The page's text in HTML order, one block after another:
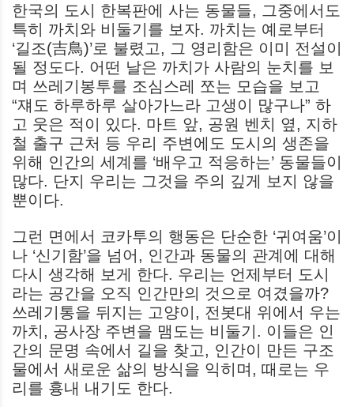
한국의 도시 한복판에 사는 동물들, 그중에서도
특히 까치와 비둘기를 보자. 까치는 예로부터
‘길조(吉鳥)’로 불렸고, 그 영리함은 이미 전설이
될 정도다. 어떤 날은 까치가 사람의 눈치를 보
며 쓰레기봉투를 조심스레 쪼는 모습을 보고
“쟤도 하루하루 살아가느라 고생이 많구나” 하
고 웃은 적이 있다. 마트 앞, 공원 벤치 옆, 지하
철 출구 근처 등 우리 주변에도 도시의 생존을
위해 인간의 세계를 ‘배우고 적응하는’ 동물들이
많다. 단지 우리는 그것을 주의 깊게 보지 않을
뿐이다.
그런 면에서 코카투의 행동은 단순한 ‘귀여움’이
나 ‘신기함’을 넘어, 인간과 동물의 관계에 대해
다시 생각해 보게 한다. 우리는 언제부터 도시
라는 공간을 오직 인간만의 것으로 여겼을까?
쓰레기통을 뒤지는 고양이, 전봇대 위에서 우는
까치, 공사장 주변을 맴도는 비둘기. 이들은 인
간의 문명 속에서 길을 찾고, 인간이 만든 구조
물에서 새로운 삶의 방식을 익히며, 때로는 우
리를 흉내 내기도 한다.